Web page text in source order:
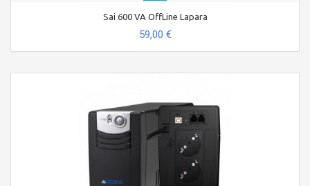
Sai 600 VA OffLine Lapara
59,00 €